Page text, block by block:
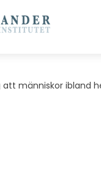
människor ibland